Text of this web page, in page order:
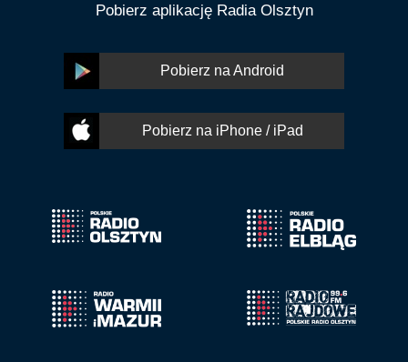
Pobierz aplikację Radia Olsztyn
Pobierz na Android
Pobierz na iPhone / iPad